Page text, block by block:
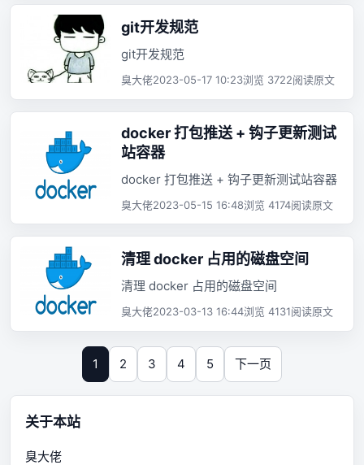
git开发规范
git开发规范
臭大佬2023-05-17 10:23浏览 3722阅读原文
docker 打包推送 + 钩子更新测试
站容器
docker 打包推送 + 钩子更新测试站容器
臭大佬2023-05-15 16:48浏览 4174阅读原文
清理 docker 占用的磁盘空间
清理 docker 占用的磁盘空间
臭大佬2023-03-13 16:44浏览 4131阅读原文
1 2 3 4 5 下一页
关于本站
臭大佬